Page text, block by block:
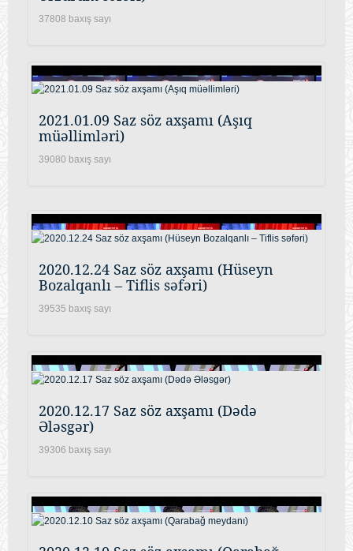
37808 baxış sayı
2021.01.09 Saz söz axşamı (Aşıq
müəllimləri)
39080 baxış sayı
2020.12.24 Saz söz axşamı (Hüseyn
Bozalqanlı – Tiflis səfəri)
39535 baxış sayı
2020.12.17 Saz söz axşamı (Dədə
Ələsgər)
39306 baxış sayı